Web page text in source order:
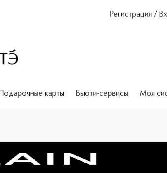
Регистрация /
Подарочные карты Бьюти-сервисы Моя